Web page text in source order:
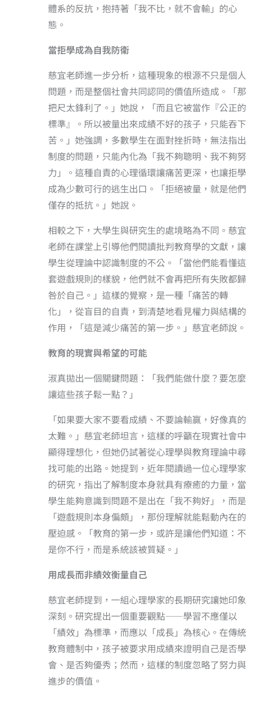
體系的反抗，抱持著「我不比，就不會輸」的心
態。
當拒學成為自我防衛
慈宜老師進一步分析，這種現象的根源不只是個人
問題，而是整個社會共同認同的價值所造成。「那
把尺太鋒利了。」她說，「而且它被當作『公正的
標準』。所以被量出來成績不好的孩子，只能吞下
苦。」她強調，多數學生在面對挫折時，無法指出
制度的問題，只能內化為「我不夠聰明、我不夠努
力」。這種自責的心理循環讓痛苦更深，也讓拒學
成為少數可行的逃生出口。「拒絕被量，就是他們
僅存的抵抗。」她說。
相較之下，大學生與研究生的處境略為不同。慈宜
老師在課堂上引導他們閱讀批判教育學的文獻，讓
學生從理論中認識制度的不公。「當他們能看懂這
套遊戲規則的樣貌，他們就不會再把所有失敗都歸
咎於自己。」這樣的覺察，是一種「痛苦的轉
化」，從盲目的自責，到清楚地看見權力與結構的
作用，「這是減少痛苦的第一步。」慈宜老師說。
教育的現實與希望的可能
淑真拋出一個關鍵問題：「我們能做什麼？要怎麼
讓這些孩子鬆一點？」
「如果要大家不要看成績、不要論輸贏，好像真的
太難。」慈宜老師坦言，這樣的呼籲在現實社會中
顯得理想化，但她仍試著從心理學與教育理論中尋
找可能的出路。她提到，近年閱讀過一位心理學家
的研究，指出了解制度本身就具有療癒的力量，當
學生能夠意識到問題不是出在「我不夠好」，而是
「遊戲規則本身偏頗」，那份理解就能鬆動內在的
壓迫感。「教育的第一步，或許是讓他們知道：不
是你不行，而是系統該被質疑。」
用成長而非績效衡量自己
慈宜老師提到，一組心理學家的長期研究讓她印象
深刻。研究提出一個重要觀點——學習不應僅以
「績效」為標準，而應以「成長」為核心。在傳統
教育體制中，孩子被要求用成績來證明自己是否學
會、是否夠優秀；然而，這樣的制度忽略了努力與
進步的價值。